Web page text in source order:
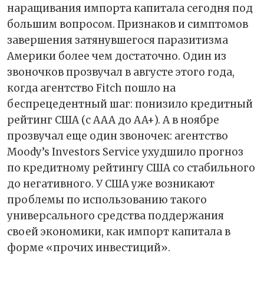
наращивания импорта капитала сегодня под
большим вопросом. Признаков и симптомов
завершения затянувшегося паразитизма
Америки более чем достаточно. Один из
звоночков прозвучал в августе этого года,
когда агентство Fitch пошло на
беспрецедентный шаг: понизило кредитный
рейтинг США (с AAA до AA+). А в ноябре
прозвучал еще один звоночек: агентство
Moody’s Investors Service ухудшило прогноз
по кредитному рейтингу США со стабильного
до негативного. У США уже возникают
проблемы по использованию такого
универсального средства поддержания
своей экономики, как импорт капитала в
форме «прочих инвестиций».